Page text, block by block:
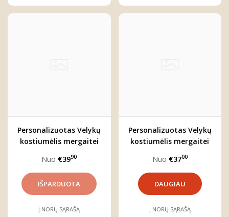
Personalizuotas Velykų
kostiumėlis mergaitei
Nuo €3990
Į NORŲ SĄRAŠĄ
Personalizuotas Velykų
kostiumėlis mergaitei
Nuo €3700
DAUGIAU
Į NORŲ SĄRAŠĄ